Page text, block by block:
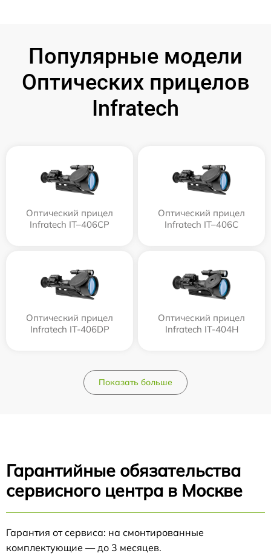
Популярные модели
Оптических прицелов
Infratech
Оптический прицел
Infratech IT–406СP
Оптический прицел
Infratech IT–406С
Оптический прицел
Infratech IT-406DP
Оптический прицел
Infratech IT-404H
Показать больше
Гарантийные обязательства
сервисного центра в Москве
Гарантия от сервиса: на смонтированные
комплектующие — до 3 месяцев.